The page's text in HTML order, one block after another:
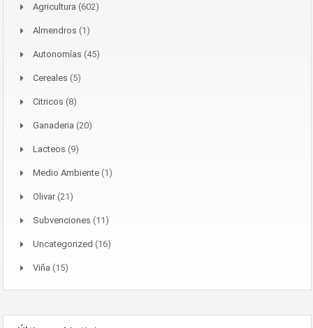
Agricultura (602)
Almendros (1)
Autonomías (45)
Cereales (5)
Citricos (8)
Ganaderia (20)
Lacteos (9)
Medio Ambiente (1)
Olivar(21)
Subvenciones (11)
Uncategorized (16)
Viña (15)